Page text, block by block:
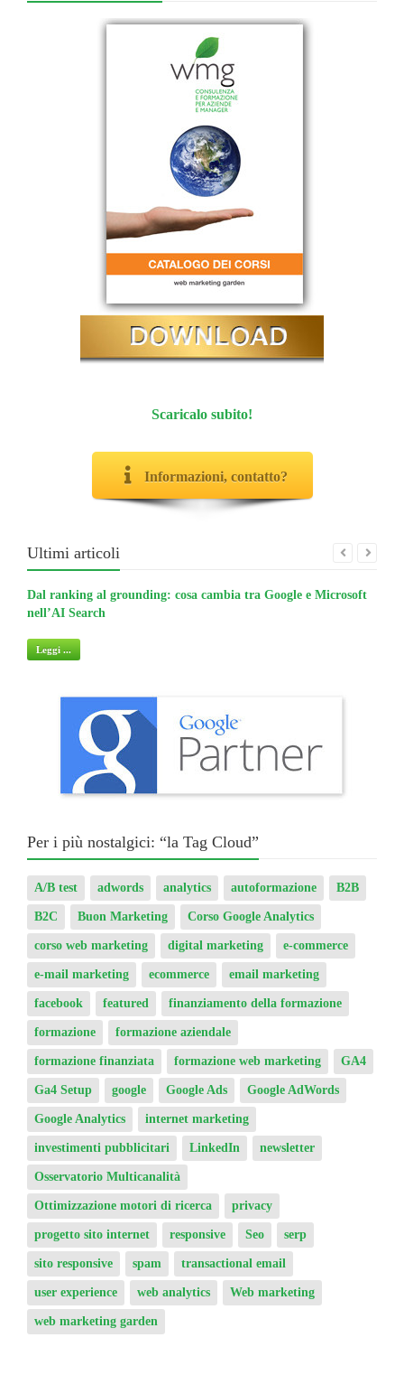
Scaricalo subito!
Informazioni, contatto?
Ultimi articoli
Dal ranking al grounding: cosa cambia tra Google e Microsoft
nell’AI Search
Leggi ...
Per i più nostalgici: “la Tag Cloud”
A/B test adwords analytics autoformazione B2B
B2C Buon Marketing Corso Google Analytics
corso web marketing digital marketing e-commerce
e-mail marketing ecommerce email marketing
facebook featured finanziamento della formazione
formazione formazione aziendale
formazione finanziata formazione web marketing GA4
Ga4 Setup google Google Ads Google AdWords
Google Analytics internet marketing
investimenti pubblicitari LinkedIn newsletter
Osservatorio Multicanalità
Ottimizzazione motori di ricerca privacy
progetto sito internet responsive Seo serp
sito responsive spam transactional email
user experience web analytics Web marketing
web marketing garden